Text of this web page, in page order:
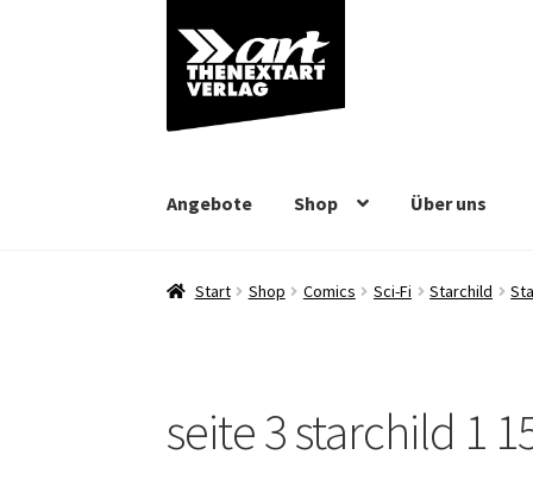
Zur
Navigation
springen
Zum
Inhalt
springen
Angebote Shop Über uns
Start Shop Comics Sci-Fi Starchild
seite 3 starchild 1